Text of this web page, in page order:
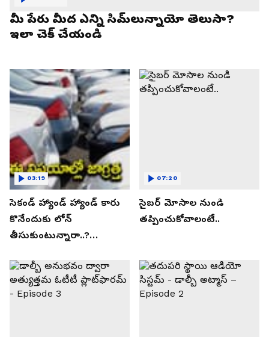
మీ పేరు మీద ఎన్ని సిమ్‌లున్నాయో తెలుసా?
ఇలా చెక్ చేయండి
సెకండ్ హ్యాండ్ హ్యాండ్ కారు
కొనేందుకు లోన్
తీసుకుంటున్నారా..?
తెలుసుకోండి..!
03:19
సైబర్ మోసాల నుండి
తప్పించుకోవాలంటే..
07:20